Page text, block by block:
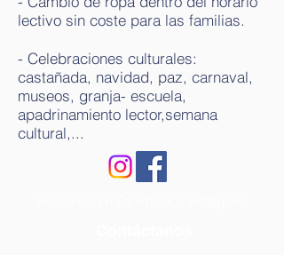
lectivo sin coste para las familias.
- Celebraciones culturales:
castañada, navidad, paz, carnaval,
museos, granja- escuela,
apadrinamiento lector,semana
cultural,...